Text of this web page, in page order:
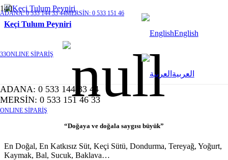
ADANA: 0 533 144 33 44MERSİN: 0 533 151 46
33ONLINE SİPARİŞ
English
العربية
ADANA: 0 533 144 33 44
MERSİN: 0 533 151 46 33
ONLINE SİPARİŞ
Keçi Tulum Peyniri
“Doğaya ve doğala saygısı büyük”
En Doğal, En Katkısız Süt, Keçi Sütü, Dondurma, Tereyağ, Yoğurt,
Kaymak, Bal, Sucuk, Baklava…